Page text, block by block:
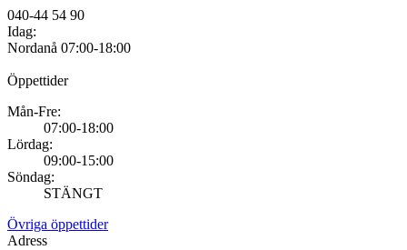
040-44 54 90
Idag:
Nordanå 07:00-18:00
Öppettider
Mån-Fre:
07:00-18:00
Lördag:
09:00-15:00
Söndag:
STÄNGT
Övriga öppettider
Adress